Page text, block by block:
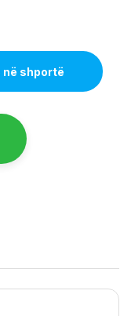
në shportë